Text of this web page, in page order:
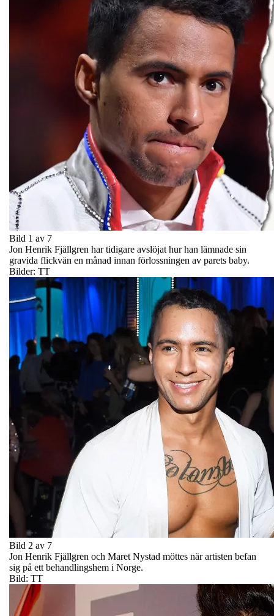
Bild 1 av 7
Jon Henrik Fjällgren har tidigare avslöjat hur han lämnade sin
gravida flickvän en månad innan förlossningen av parets baby.
Bilder: TT
Bild 2 av 7
Jon Henrik Fjällgren och Maret Nystad möttes när artisten befan
sig på ett behandlingshem i Norge.
Bild: TT